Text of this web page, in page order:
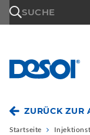
SUCHE
ZURÜCK ZUR
Startseite